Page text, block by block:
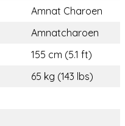
Amnat Charoen
Amnatcharoen
155 cm (5.1 ft)
65 kg (143 lbs)